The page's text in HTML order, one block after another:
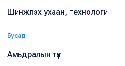
Шинжлэх ухаан, технологи
Бусад
Амьдралын түүх